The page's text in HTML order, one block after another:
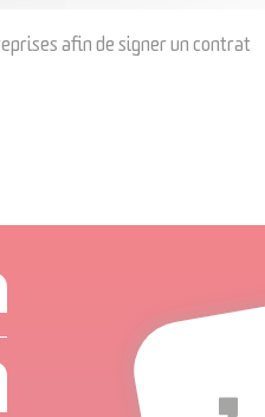
afin de signer un contrat